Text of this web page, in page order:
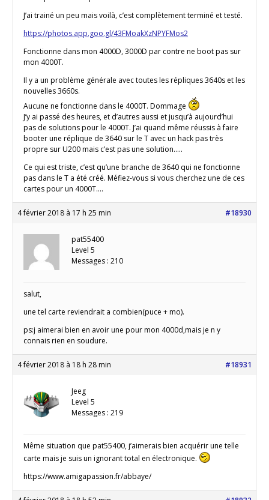
J’ai trainé un peu mais voilà, c’est complètement terminé et testé.
https://photos.app.goo.gl/43FMoakXzNPYFMos2
Fonctionne dans mon 4000D, 3000D par contre ne boot pas sur
mon 4000T.
Il y a un problème générale avec toutes les répliques 3640s et les
nouvelles 3660s.
Aucune ne fonctionne dans le 4000T. Dommage
J’y ai passé des heures, et d’autres aussi et jusqu’à aujourd’hui
pas de solutions pour le 4000T. J’ai quand même réussis à faire
booter une réplique de 3640 sur le T avec un hack pas très
propre sur U200 mais c’est pas une solution…..
Ce qui est triste, c’est qu’une branche de 3640 qui ne fonctionne
pas dans le T a été créé. Méfiez-vous si vous cherchez une de ces
cartes pour un 4000T….
4 février 2018 à 17 h 25 min #18930
pat55400
Level 5
Messages : 210
salut,
une tel carte reviendrait a combien(puce + mo).
ps:j aimerai bien en avoir une pour mon 4000d,mais je n y
connais rien en soudure.
4 février 2018 à 18 h 28 min #18931
Jeeg
Level 5
Messages : 219
Même situation que pat55400, j’aimerais bien acquérir une telle
carte mais je suis un ignorant total en électronique.
https://www.amigapassion.fr/abbaye/